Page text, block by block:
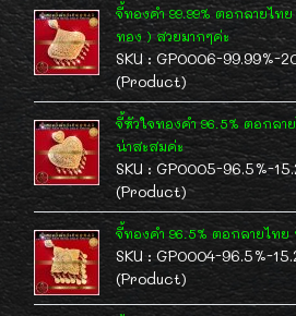
จี้ทองคำ 99.99% ตอกลายไท
ทอง ) สวยมากๆค่ะ
SKU : GP0006-99.99%-
(Product)
จี้หัวใจทองคำ 96.5% ตอกล
น่าสะสมค่ะ
SKU : GP0005-96.5%-
(Product)
จี้ทองคำ 96.5% ตอกลายไท
SKU : GP0004-96.5%-
(Product)